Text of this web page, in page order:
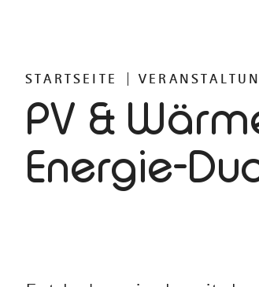
STARTSEITE
PV &
Energie-